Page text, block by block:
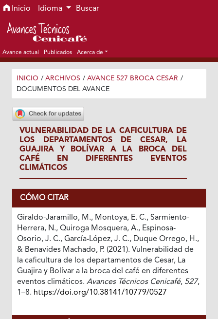
Ir al menú de navegación principal
Ir al contenido principal
Ir al pie de página del sitio
Inicio Idioma Buscar
Avance actual Publicados Acerca de
INICIO / ARCHIVOS / AVANCE 527 BROCA CESAR /
DOCUMENTOS DEL AVANCE
VULNERABILIDAD DE LA CAFICULTURA DE
LOS DEPARTAMENTOS DE CESAR, LA
GUAJIRA Y BOLÍVAR A LA BROCA DEL
CAFÉ EN DIFERENTES EVENTOS
CLIMÁTICOS
CÓMO CITAR
Giraldo-Jaramillo, M., Montoya, E. C., Sarmiento-
Herrera, N., Quiroga Mosquera, A., Espinosa-
Osorio, J. C., García-López, J. C., Duque Orrego, H.,
& Benavides Machado, P. (2021). Vulnerabilidad de
la caficultura de los departamentos de Cesar, La
Guajira y Bolívar a la broca del café en diferentes
eventos climáticos. Avances Técnicos Cenicafé, 527,
1–8. https://doi.org/10.38141/10779/0527